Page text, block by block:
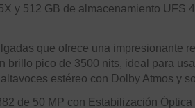
y 512 GB de almacenamiento
que ofrece una impresionante
pico de 3500 nits, ideal para
estéreo con Dolby Atmos y
de 50 MP con Estabilización